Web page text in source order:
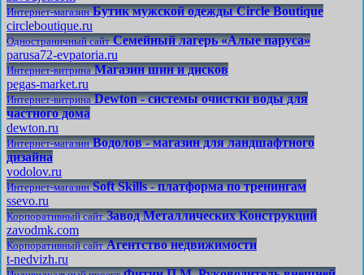
Интернет-магазин Бутик мужской одежды Circle Boutique
circleboutique.ru
Одностраничный сайт Семейный лагерь «Алые паруса»
parusa72-evpatoria.ru
Интернет-витрина Магазин шин и дисков
pegas-market.ru
Интернет-витрина Dewton - системы очистки воды для
частного дома
dewton.ru
Интернет-магазин Водолов - магазин для ландшафтного
дизайна
vodolov.ru
Интернет-магазин Soft Skills - платформа по тренингам
ssevo.ru
Корпоративный сайт Завод Металлических Конструкций
zavodmk.com
Корпоративный сайт Агентство недвижимости
t-nedvizh.ru